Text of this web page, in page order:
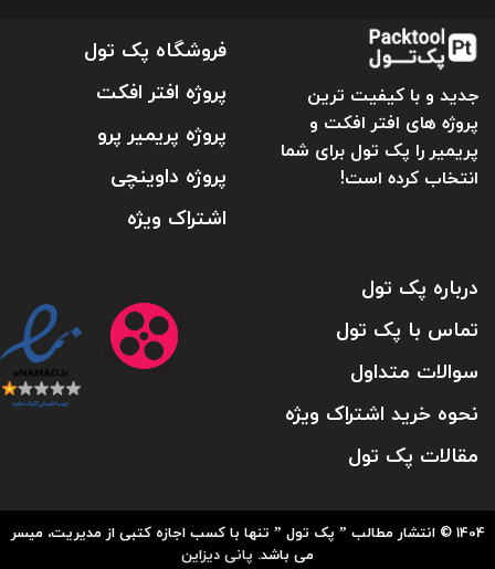
جدید و با کیفیت ترین
پروژه های افتر افکت و
پریمیر را پک تول برای شما
انتخاب کرده است!
فروشگاه پک تول
پروژه افتر افکت
پروژه پریمیر پرو
پروژه داوینچی
اشتراک ویژه
درباره پک تول
تماس با پک تول
سوالات متداول
نحوه خرید اشتراک ویژه
مقالات پک تول
1404 © انتشار مطالب ” پک تول ” تنها با کسب اجازه کتبی از مدیریت، میسر
می باشد. پانی دیزاین